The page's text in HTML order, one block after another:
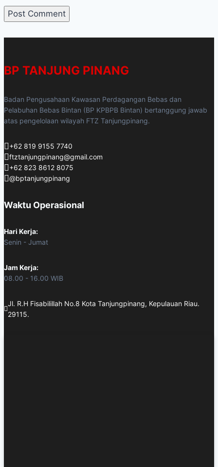
BP TANJUNG PINANG
Badan Pengusahaan Kawasan Perdagangan Bebas dan
Pelabuhan Bebas Bintan (BP KPBPB Bintan) bertanggung jawab
atas pengelolaan wilayah FTZ Tanjungpinang.
+62 819 9155 7740
ftztanjungpinang@gmail.com
+62 823 8612 8075
@bptanjungpinang
Waktu Operasional
Hari Kerja:
Senin - Jumat
Jam Kerja:
08.00 - 16.00 WIB
Jl. R.H Fisabilillah No.8 Kota Tanjungpinang, Kepulauan Riau.
29115.